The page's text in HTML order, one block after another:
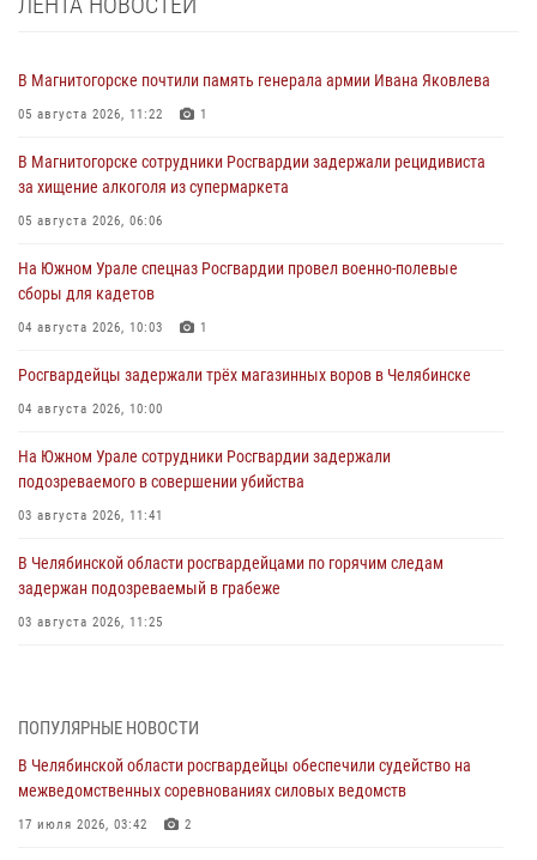
В Магнитогорске почтили память генерала армии Ивана Яковлева
05 августа 2026, 11:22 1
В Магнитогорске сотрудники Росгвардии задержали рецидивиста
за хищение алкоголя из супермаркета
05 августа 2026, 06:06
На Южном Урале спецназ Росгвардии провел военно-полевые
сборы для кадетов
04 августа 2026, 10:03 1
Росгвардейцы задержали трёх магазинных воров в Челябинске
04 августа 2026, 10:00
На Южном Урале сотрудники Росгвардии задержали
подозреваемого в совершении убийства
03 августа 2026, 11:41
В Челябинской области росгвардейцами по горячим следам
задержан подозреваемый в грабеже
03 августа 2026, 11:25
03 августа 2026, 09:22 1
Авиация Росгвардии совершила более 250 санитарных вылетов в
Донецкой Народной Республике
31 июля 2026, 11:33
ПОПУЛЯРНЫЕ НОВОСТИ
В Челябинской области росгвардейцы обеспечили судейство на
межведомственных соревнованиях силовых ведомств
17 июля 2026, 03:42 2